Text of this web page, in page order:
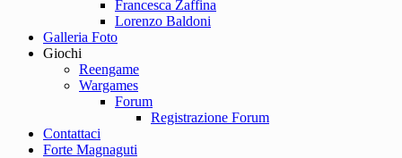
Francesca Zaffina
Lorenzo Baldoni
Galleria Foto
Giochi
Reengame
Wargames
Forum
Registrazione Forum
Contattaci
Forte Magnaguti